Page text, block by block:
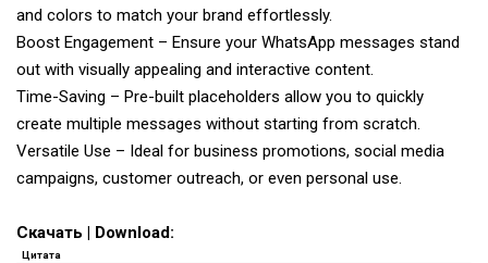
and colors to match your brand effortlessly.
Boost Engagement – Ensure your WhatsApp messages stand
out with visually appealing and interactive content.
Time-Saving – Pre-built placeholders allow you to quickly
create multiple messages without starting from scratch.
Versatile Use – Ideal for business promotions, social media
campaigns, customer outreach, or even personal use.
Скачать | Download:
Цитата